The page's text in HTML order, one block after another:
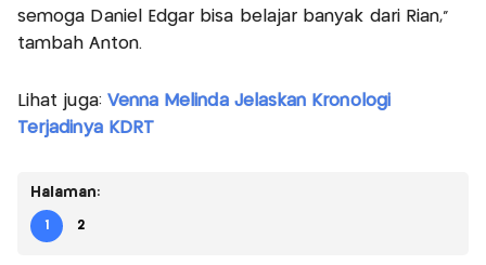
semoga Daniel Edgar bisa belajar banyak dari Rian,"
tambah Anton.
Lihat juga: Venna Melinda Jelaskan Kronologi
Terjadinya KDRT
Halaman:
1 2